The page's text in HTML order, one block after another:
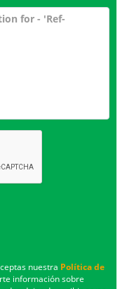
nuestra Política de
información sobre